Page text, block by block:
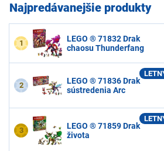
Najpredávanejšie produkty
1
LEGO ® 71832 Drak
chaosu Thunderfang
2
LEGO ® 71836 Drak
sústredenia Arc
3
LEGO ® 71859 Drak
života